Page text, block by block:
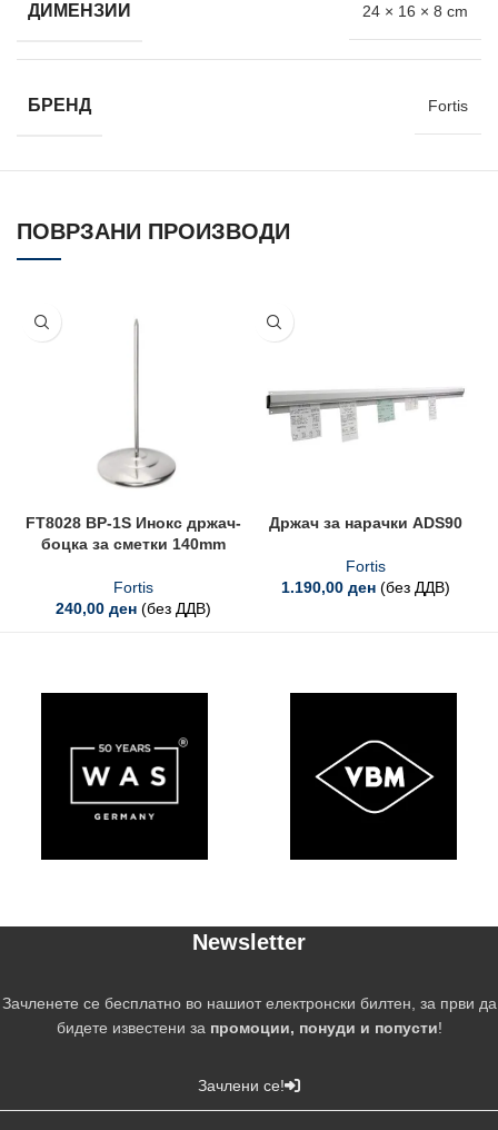
ДИМЕНЗИИ 24 × 16 × 8 cm
БРЕНД Fortis
ПОВРЗАНИ ПРОИЗВОДИ
FT8028 BP-1S Инокс држач-
боцка за сметки 140mm
Fortis
240,00 ден (без ДДВ)
Држач за нарачки ADS90
Fortis
1.190,00 ден (без ДДВ)
Newsletter
Зачленете се бесплатно во нашиот електронски билтен, за први да
бидете известени за промоции, понуди и попусти!
Зачлени се!